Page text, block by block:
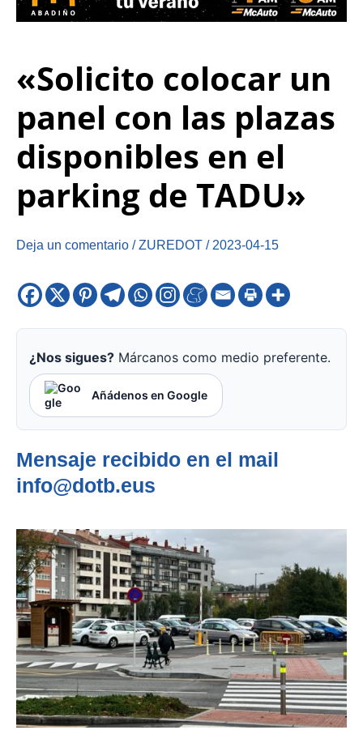
«Solicito colocar un
panel con las plazas
disponibles en el
parking de TADU»
Deja un comentario /ZUREDOT / 2023-04-15
¿Nos sigues? Márcanos como medio preferente.
Añádenos en Google
Mensaje recibido en el mail
info@dotb.eus